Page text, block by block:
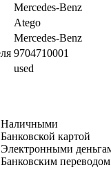
Mercedes-Benz
Atego
Mercedes-Benz
9704710001
used
Наличными
картой
Электронными
Банковским переводом